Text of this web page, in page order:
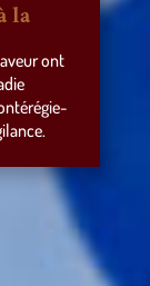
la
ont